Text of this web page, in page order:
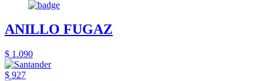
ANILLO FUGAZ
$ 1.090
$ 927